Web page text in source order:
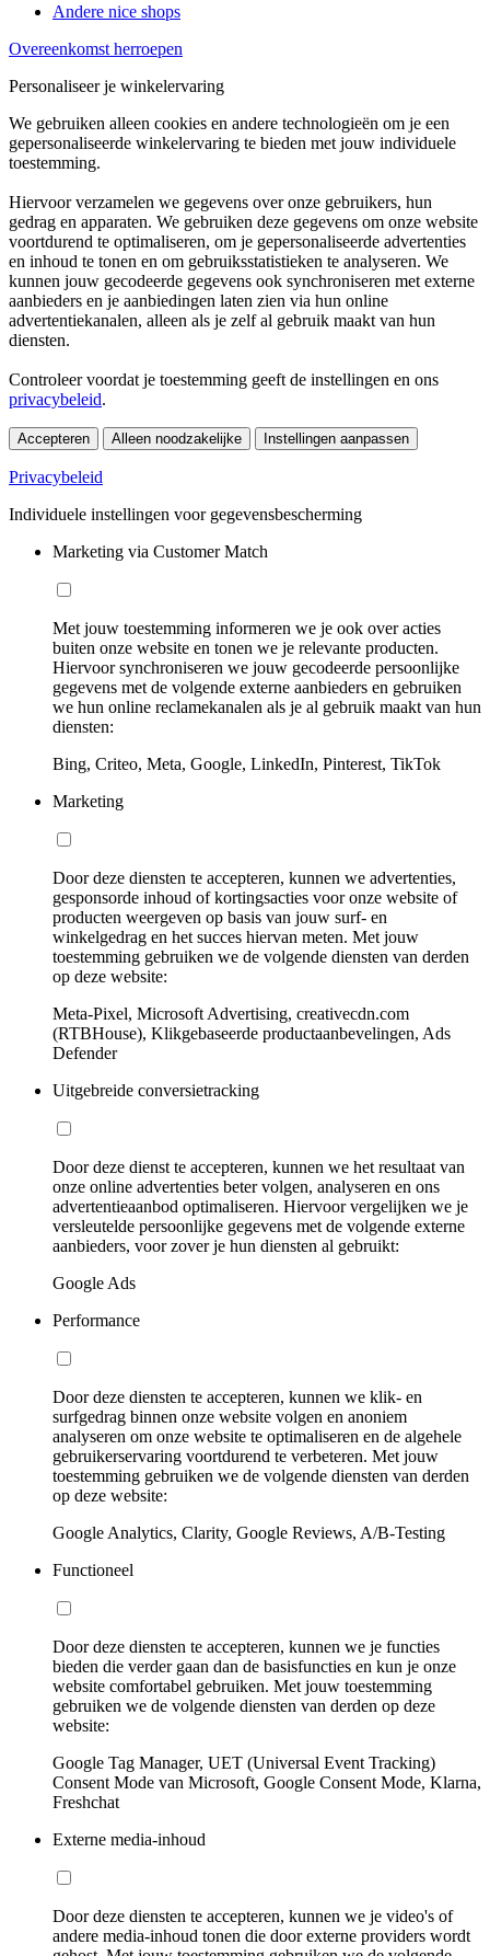
Andere nice shops
Overeenkomst herroepen
Personaliseer je winkelervaring
We gebruiken alleen cookies en andere technologieën om je een
gepersonaliseerde winkelervaring te bieden met jouw individuele
toestemming.
Hiervoor verzamelen we gegevens over onze gebruikers, hun
gedrag en apparaten. We gebruiken deze gegevens om onze website
voortdurend te optimaliseren, om je gepersonaliseerde advertenties
en inhoud te tonen en om gebruiksstatistieken te analyseren. We
kunnen jouw gecodeerde gegevens ook synchroniseren met externe
aanbieders en je aanbiedingen laten zien via hun online
advertentiekanalen, alleen als je zelf al gebruik maakt van hun
diensten.
Controleer voordat je toestemming geeft de instellingen en ons
privacybeleid.
Accepteren Alleen noodzakelijke Instellingen aanpassen
Privacybeleid
Individuele instellingen voor gegevensbescherming
Marketing via Customer Match
Met jouw toestemming informeren we je ook over acties
buiten onze website en tonen we je relevante producten.
Hiervoor synchroniseren we jouw gecodeerde persoonlijke
gegevens met de volgende externe aanbieders en gebruiken
we hun online reclamekanalen als je al gebruik maakt van hun
diensten:
Bing, Criteo, Meta, Google, LinkedIn, Pinterest, TikTok
Marketing
Door deze diensten te accepteren, kunnen we advertenties,
gesponsorde inhoud of kortingsacties voor onze website of
producten weergeven op basis van jouw surf- en
winkelgedrag en het succes hiervan meten. Met jouw
toestemming gebruiken we de volgende diensten van derden
op deze website:
Meta-Pixel, Microsoft Advertising, creativecdn.com
(RTBHouse), Klikgebaseerde productaanbevelingen, Ads
Defender
Uitgebreide conversietracking
Door deze dienst te accepteren, kunnen we het resultaat van
onze online advertenties beter volgen, analyseren en ons
advertentieaanbod optimaliseren. Hiervoor vergelijken we je
versleutelde persoonlijke gegevens met de volgende externe
aanbieders, voor zover je hun diensten al gebruikt:
Google Ads
Performance
Door deze diensten te accepteren, kunnen we klik- en
surfgedrag binnen onze website volgen en anoniem
analyseren om onze website te optimaliseren en de algehele
gebruikerservaring voortdurend te verbeteren. Met jouw
toestemming gebruiken we de volgende diensten van derden
op deze website:
Google Analytics, Clarity, Google Reviews, A/B-Testing
Functioneel
Door deze diensten te accepteren, kunnen we je functies
bieden die verder gaan dan de basisfuncties en kun je onze
website comfortabel gebruiken. Met jouw toestemming
gebruiken we de volgende diensten van derden op deze
website:
Google Tag Manager, UET (Universal Event Tracking)
Consent Mode van Microsoft, Google Consent Mode, Klarna,
Freshchat
Externe media-inhoud
Door deze diensten te accepteren, kunnen we je video's of
andere media-inhoud tonen die door externe providers wordt